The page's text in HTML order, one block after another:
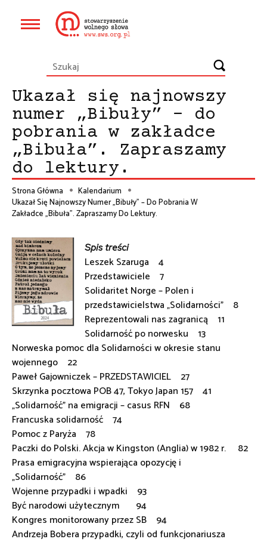
Główna
Ukazał się najnowszy
numer „Bibuły” – do
pobrania w zakładce
„Bibuła”. Zapraszamy
do lektury.
Ścieżka
nawigacyjna
Strona Główna
Kalendarium
Ukazał Się Najnowszy Numer „Bibuły” – Do Pobrania W
Zakładce „Bibuła”. Zapraszamy Do Lektury.
Spis treści
Leszek Szaruga 4
Przedstawiciele 7
Solidaritet Norge – Polen i
przedstawicielstwa „Solidarności” 8
Reprezentowali nas zagranicą 11
Solidarność po norwesku 13
Norweska pomoc dla Solidarności w okresie stanu
wojennego 22
Paweł Gajowniczek – PRZEDSTAWICIEL 27
Skrzynka pocztowa POB 47, Tokyo Japan 157 41
„Solidarność” na emigracji – casus RFN 68
Francuska solidarność 74
Pomoc z Paryża 78
Paczki do Polski. Akcja w Kingston (Anglia) w 1982 r. 82
Prasa emigracyjna wspierająca opozycję i
„Solidarność” 86
Wojenne przypadki i wpadki 93
Być narodowi użytecznym 94
Kongres monitorowany przez SB 94
Andrzeja Bobera przypadki, czyli od funkcjonariusza